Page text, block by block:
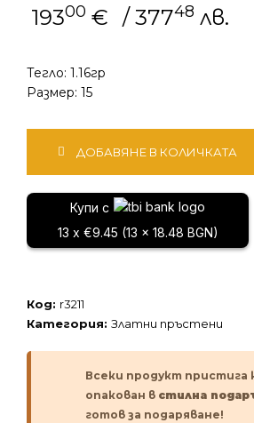
19300 € / 37748 лв.
Тегло: 1.16гр
Размер: 15
Златен
пръстен
ДОБАВЯНЕ В КОЛИЧКАТА
Купи с
13 x €9.45 (13 x 18.48 BGN)
Код: r3211
Категория: Златни пръстени
Всеки продукт пристига
опакован в стилна
готов за подаряване!